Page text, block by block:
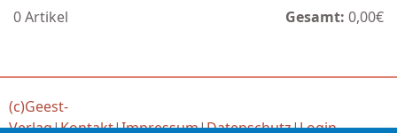
0Artikel Gesamt: 0,00€
(c)Geest-
Verlag|Kontakt|Impressum|Datenschutz|Login